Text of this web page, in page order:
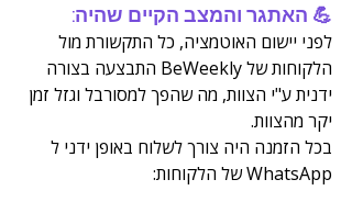
💪 האתגר והמצב הקיים שהיה:
לפני יישום האוטמציה, כל התקשורת מול
הלקוחות של BeWeekly התבצעה בצורה
ידנית ע"י הצוות, מה שהפך למסורבל וגזל זמן
יקר מהצוות.
בכל הזמנה היה צורך לשלוח באופן ידני ל
WhatsApp של הלקוחות: